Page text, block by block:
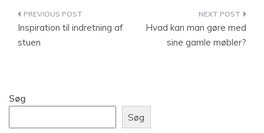
Indlægsnavigation
Inspiration til indretning af
stuen
Hvad kan man gøre med
sine gamle møbler?
Søg
Søg